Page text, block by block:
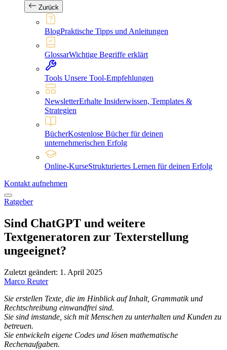
Zurück
BlogPraktische Tipps und Anleitungen
GlossarWichtige Begriffe erklärt
Tools Unsere Tool-Empfehlungen
NewsletterErhalte Insiderwissen, Templates &
Strategien
BücherKostenlose Bücher für deinen
unternehmerischen Erfolg
Online-KurseStrukturiertes Lernen für deinen Erfolg
Kontakt aufnehmen
Ratgeber
Sind ChatGPT und weitere
Textgeneratoren zur Texterstellung
ungeeignet?
Zuletzt geändert: 1. April 2025
Marco Reuter
Sie erstellen Texte, die im Hinblick auf Inhalt, Grammatik und
Rechtschreibung einwandfrei sind.
Sie sind imstande, sich mit Menschen zu unterhalten und Kunden zu
betreuen.
Sie entwickeln eigene Codes und lösen mathematische
Rechenaufgaben.